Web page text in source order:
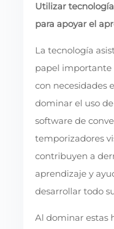
Utilizar
para apoyar el
La tecnología
papel importante
con necesidades
dominar el uso
software de
temporizadores
contribuyen a
aprendizaje y
desarrollar todo
Al dominar estas